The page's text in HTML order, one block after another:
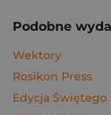
Podobne
Wektory
Rosikon Press
Edycja Świętego